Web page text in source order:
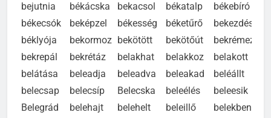
bejutnia
békácska bekacsol békatalp
békebíró
békecsók
beképzel békesség béketűrő
bekezdés
béklyója
bekormoz bekötött bekötőút
bekrémez
bekrepál
bekrétáz belakhat belakkoz
belakott
belátása
beleadja beleadva beleakad
beléállt
belecsap
belecsíp Belecska beleélés
beleesik
Belegrád
belehajt belehelt beleillő
belekben